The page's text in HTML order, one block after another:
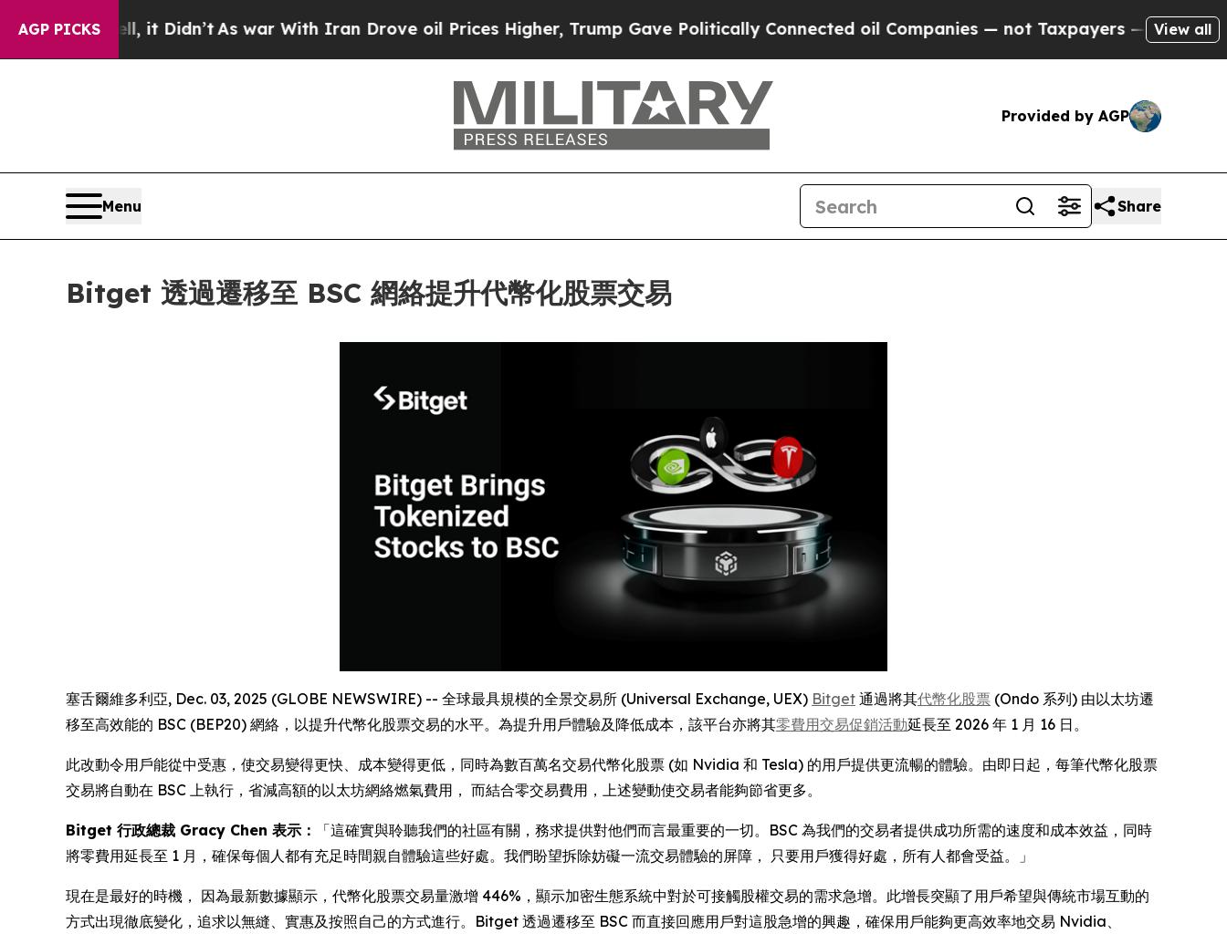
AGP PICKS
Well, it Didn’tAs war With Iran Drove oil Prices Higher, Trump Gave Politically Connected oil Companies — not Taxpayers — the Chance toView all
Provided by AGP
Menu Share
Bitget 透過遷移至 BSC 網絡提升代幣化股票交易
塞舌爾維多利亞, Dec. 03, 2025 (GLOBE NEWSWIRE) -- 全球最具規模的全景交易所 (Universal Exchange, UEX) Bitget 通過將其代幣化股票 (Ondo 系列) 由以太坊遷
移至高效能的 BSC (BEP20) 網絡，以提升代幣化股票交易的水平。為提升用戶體驗及降低成本，該平台亦將其零費用交易促銷活動延長至 2026 年 1 月 16 日。
此改動令用戶能從中受惠，使交易變得更快、成本變得更低，同時為數百萬名交易代幣化股票 (如 Nvidia 和 Tesla) 的用戶提供更流暢的體驗。由即日起，每筆代幣化股票
交易將自動在 BSC 上執行，省減高額的以太坊網絡燃氣費用， 而結合零交易費用，上述變動使交易者能夠節省更多。
Bitget 行政總裁 Gracy Chen 表示：
「這確實與聆聽我們的社區有關，務求提供對他們而言最重要的一切。BSC 為我們的交易者提供成功所需的速度和成本效益，同時
將零費用延長至 1 月，確保每個人都有充足時間親自體驗這些好處。我們盼望拆除妨礙一流交易體驗的屏障， 只要用戶獲得好處，所有人都會受益。」
現在是最好的時機， 因為最新數據顯示，代幣化股票交易量激增 446%，顯示加密生態系統中對於可接觸股權交易的需求急增。此增長突顯了用戶希望與傳統市場互動的
方式出現徹底變化，追求以無縫、實惠及按照自己的方式進行。Bitget 透過遷移至 BSC 而直接回應用戶對這股急增的興趣，確保用戶能夠更高效率地交易 Nvidia、